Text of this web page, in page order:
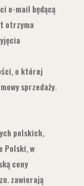
e-mail będącą
otrzyma
o której
sprzedaży.
polskich,
Polski, w
ceny
zawierają